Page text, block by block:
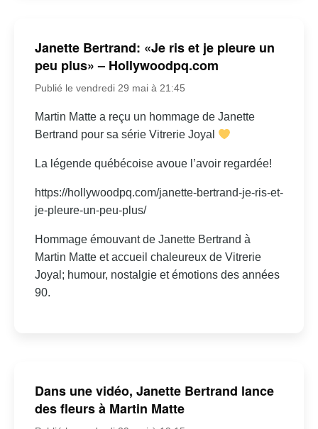
Janette Bertrand: «Je ris et je pleure un
peu plus» – Hollywoodpq.com
Publié le vendredi 29 mai à 21:45
Martin Matte a reçu un hommage de Janette
Bertrand pour sa série Vitrerie Joyal
La légende québécoise avoue l’avoir regardée!
https://hollywoodpq.com/janette-bertrand-je-ris-et-
je-pleure-un-peu-plus/
Hommage émouvant de Janette Bertrand à
Martin Matte et accueil chaleureux de Vitrerie
Joyal; humour, nostalgie et émotions des années
90.
Dans une vidéo, Janette Bertrand lance
des fleurs à Martin Matte